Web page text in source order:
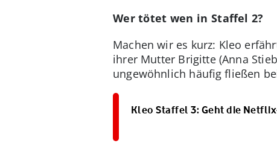
Wer tötet wen in Staffel 2?
Machen wir es kurz: Kleo
ihrer Mutter Brigitte (Anna
ungewöhnlich häufig fließen
Kleo Staffel 3: Geht die